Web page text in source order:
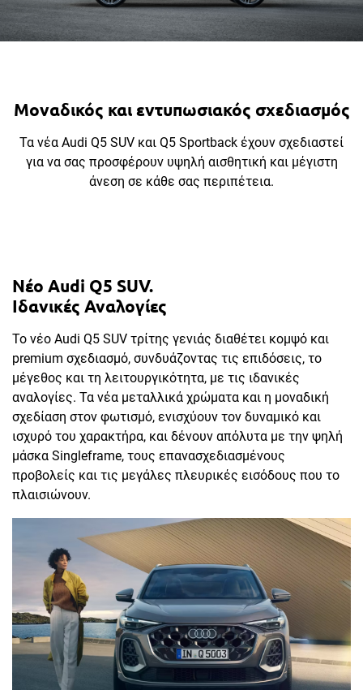
Μοναδικός και εντυπωσιακός σχεδιασμός
Τα νέα Audi Q5 SUV και Q5 Sportback έχουν σχεδιαστεί
για να σας προσφέρουν υψηλή αισθητική και μέγιστη
άνεση σε κάθε σας περιπέτεια.
Νέο Audi Q5 SUV.
Ιδανικές Αναλογίες
Το νέο Audi Q5 SUV τρίτης γενιάς διαθέτει κομψό και
premium σχεδιασμό, συνδυάζοντας τις επιδόσεις, το
μέγεθος και τη λειτουργικότητα, με τις ιδανικές
αναλογίες. Τα νέα μεταλλικά χρώματα και η μοναδική
σχεδίαση στον φωτισμό, ενισχύουν τον δυναμικό και
ισχυρό του χαρακτήρα, και δένουν απόλυτα με την ψηλή
μάσκα Singleframe, τους επανασχεδιασμένους
προβολείς και τις μεγάλες πλευρικές εισόδους που το
πλαισιώνουν.